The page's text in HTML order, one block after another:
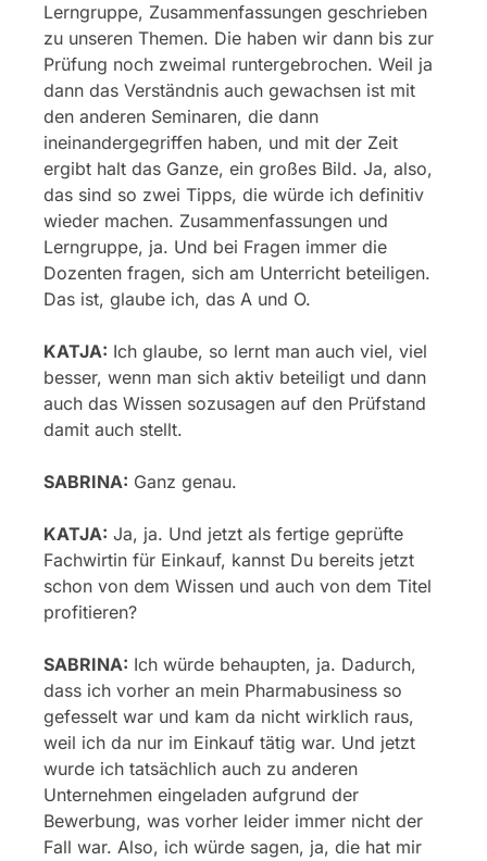
Lerngruppe, Zusammenfassungen geschrieben
zu unseren Themen. Die haben wir dann bis zur
Prüfung noch zweimal runtergebrochen. Weil ja
dann das Verständnis auch gewachsen ist mit
den anderen Seminaren, die dann
ineinandergegriffen haben, und mit der Zeit
ergibt halt das Ganze, ein großes Bild. Ja, also,
das sind so zwei Tipps, die würde ich definitiv
wieder machen. Zusammenfassungen und
Lerngruppe, ja. Und bei Fragen immer die
Dozenten fragen, sich am Unterricht beteiligen.
Das ist, glaube ich, das A und O.
KATJA: Ich glaube, so lernt man auch viel, viel
besser, wenn man sich aktiv beteiligt und dann
auch das Wissen sozusagen auf den Prüfstand
damit auch stellt.
SABRINA: Ganz genau.
KATJA: Ja, ja. Und jetzt als fertige geprüfte
Fachwirtin für Einkauf, kannst Du bereits jetzt
schon von dem Wissen und auch von dem Titel
profitieren?
SABRINA: Ich würde behaupten, ja. Dadurch,
dass ich vorher an mein Pharmabusiness so
gefesselt war und kam da nicht wirklich raus,
weil ich da nur im Einkauf tätig war. Und jetzt
wurde ich tatsächlich auch zu anderen
Unternehmen eingeladen aufgrund der
Bewerbung, was vorher leider immer nicht der
Fall war. Also, ich würde sagen, ja, die hat mir